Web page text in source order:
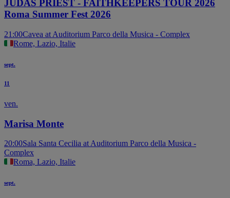
JUDAS PRIEST - FAITHKEEPERS TOUR 2026
Roma Summer Fest 2026
21:00Cavea at Auditorium Parco della Musica - Complex
Rome, Lazio, Italie
sept.
11
ven.
Marisa Monte
20:00Sala Santa Cecilia at Auditorium Parco della Musica -
Complex
Roma, Lazio, Italie
sept.